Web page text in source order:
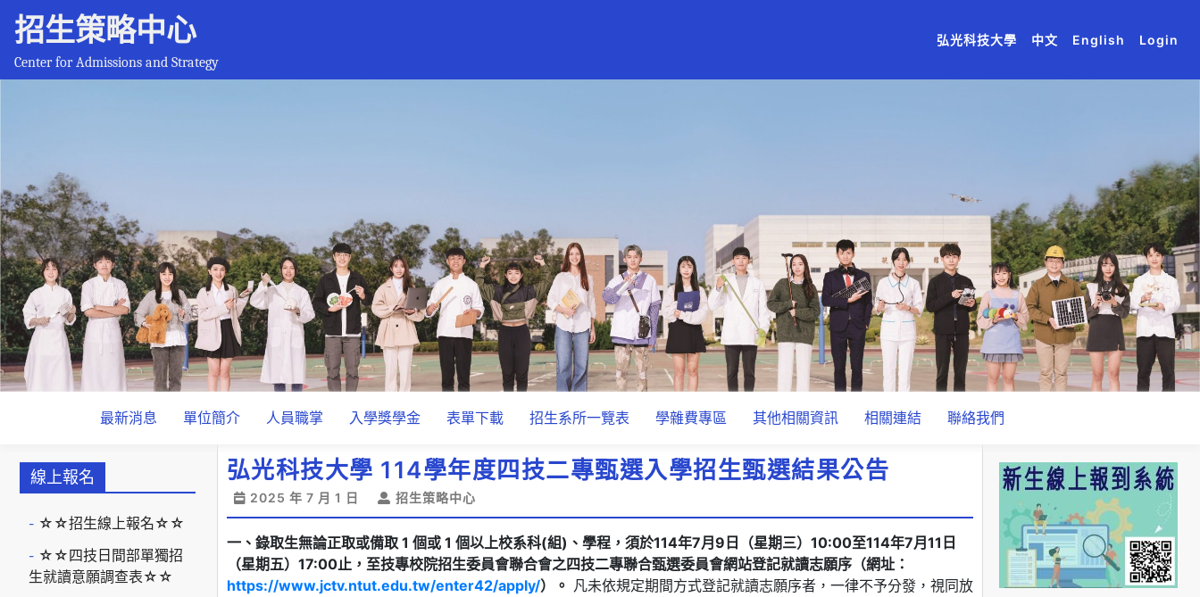
招生策略中心
Center for Admissions and Strategy
(current)
(current)
弘光科技大學 (current)
中文 (current)
English (current)
Login
最新消息 單位簡介 人員職掌 入學獎學金 表單下載 招生系所一覽表 學雜費專區 其他相關資訊 相關連結 聯絡我們
線上報名
☆☆招生線上報名☆☆
☆☆四技日間部單獨招
生就讀意願調查表☆☆
弘光科技大學 114學年度四技二專甄選入學招生甄選結果公告
2025 年 7 月 1 日 招生策略中心
一、錄取生無論正取或備取 1 個或 1 個以上校系科(組)、學程，須於114年7月9日（星期三）10:00至114年7月11日
（星期五）17:00止，至技專校院招生委員會聯合會之四技二專聯合甄選委員會網站登記就讀志願序（網址：
https://www.jctv.ntut.edu.tw/enter42/apply/）。 凡未依規定期間方式登記就讀志願序者，一律不予分發，視同放